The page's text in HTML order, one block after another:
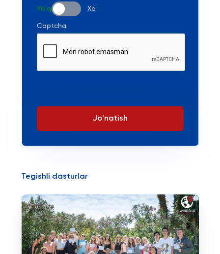
Yo'q Xa
Captcha
Jo'natish
Tegishli dasturlar